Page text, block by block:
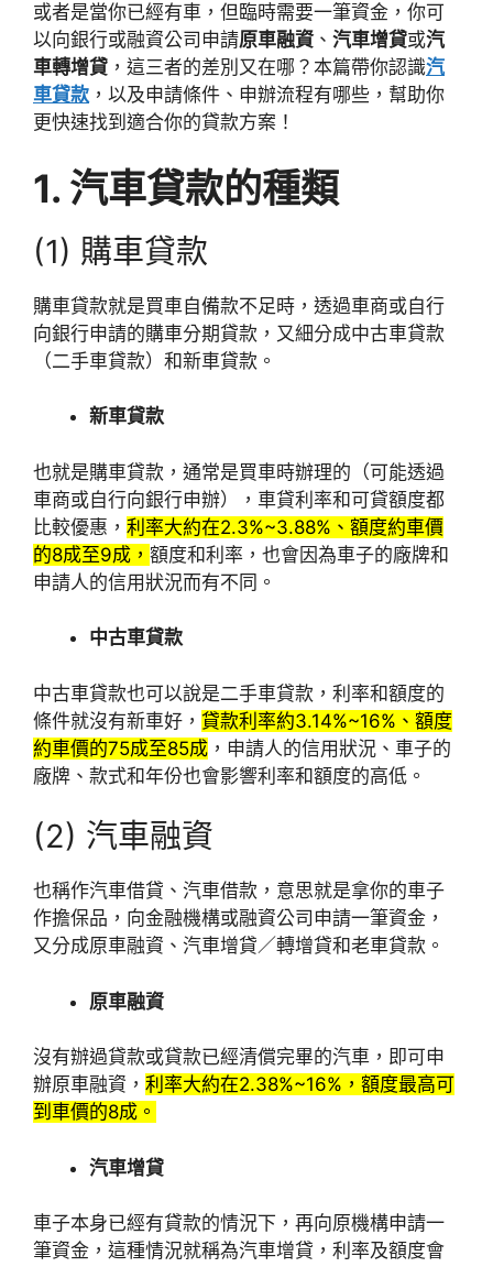
或者是當你已經有車，但臨時需要一筆資金，你可
以向銀行或融資公司申請原車融資、 汽車增貸或汽
車轉增貸 ，這三者的差別又在哪？本篇帶你認識汽
車貸款 ，以及申請條件、申辦流程有哪些，幫助你
更快速找到適合你的貸款方案！
1. 汽車貸款的種類
(1) 購車貸款
購車貸款就是買車自備款不足時，透過車商或自行
向銀行申請的購車分期貸款，又細分成中古車貸款
（二手車貸款）和新車貸款。
新車貸款
也就是購車貸款，通常是買車時辦理的（可能透過
車商或自行向銀行申辦），車貸利率和可貸額度都
比較優惠， 利率大約在2.3%~3.88%、額度約車價
的8成至9成， 額度和利率，也會因為車子的廠牌和
申請人的信用狀況而有不同。
中古車貸款
中古車貸款也可以說是二手車貸款，利率和額度的
條件就沒有新車好， 貸款利率約3.14%~16%、額度
約車價的75成至85成 ，申請人的信用狀況、車子的
廠牌、款式和年份也會影響利率和額度的高低。
(2) 汽車融資
也稱作汽車借貸、汽車借款，意思就是拿你的車子
作擔保品，向金融機構或融資公司申請一筆資金，
又分成原車融資、汽車增貸／轉增貸和老車貸款。
原車融資
沒有辦過貸款或貸款已經清償完畢的汽車，即可申
辦原車融資， 利率大約在2.38%~16%，額度最高可
到車價的8成。
汽車增貸
車子本身已經有貸款的情況下，再向原機構申請一
筆資金，這種情況就稱為汽車增貸，利率及額度會